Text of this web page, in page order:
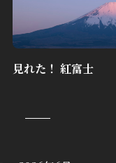
見れた！ 紅富士